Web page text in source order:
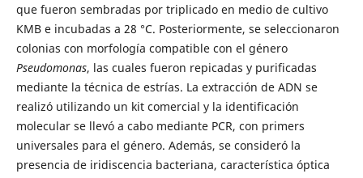
que fueron sembradas por triplicado en medio de cultivo
KMB e incubadas a 28 °C. Posteriormente, se seleccionaron
colonias con morfología compatible con el género
Pseudomonas, las cuales fueron repicadas y purificadas
mediante la técnica de estrías. La extracción de ADN se
realizó utilizando un kit comercial y la identificación
molecular se llevó a cabo mediante PCR, con primers
universales para el género. Además, se consideró la
presencia de iridiscencia bacteriana, característica óptica